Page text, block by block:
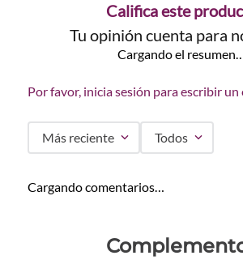
Califica este
Tu opinión cuenta para
Cargando el
Por favor, inicia sesión para escribir
Más reciente Todos
Cargando comentarios…